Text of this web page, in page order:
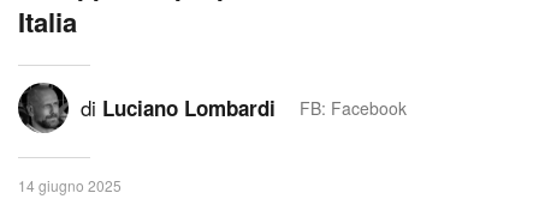
Italia
di Luciano Lombardi FB: Facebook
14 giugno 2025